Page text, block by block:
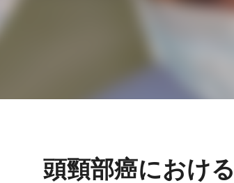
頭頸部癌におけ